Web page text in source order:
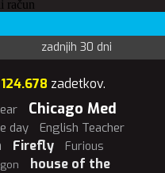
račun
zadnjih 30 dni
124.678 zadetkov.
Chicago Med
day English Teacher
Firefly Furious
house of the